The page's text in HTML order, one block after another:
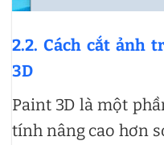
2.2. Cách cắt ảnh
3D
Paint 3D là một
tính nâng cao hơn